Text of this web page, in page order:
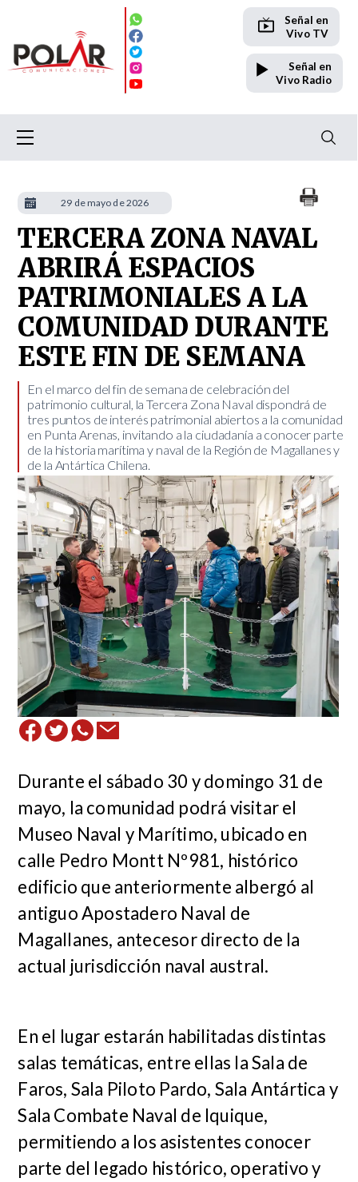
Señal en
Vivo TV
Señal en
Vivo Radio
TERCERA ZONA NAVAL
ABRIRÁ ESPACIOS
PATRIMONIALES A LA
COMUNIDAD DURANTE
ESTE FIN DE SEMANA
En el marco del fin de semana de celebración del
patrimonio cultural, la Tercera Zona Naval dispondrá de
tres puntos de interés patrimonial abiertos a la comunidad
en Punta Arenas, invitando a la ciudadanía a conocer parte
de la historia marítima y naval de la Región de Magallanes y
de la Antártica Chilena.
Durante el sábado 30 ydomingo 31 de
mayo, la comunidad podrá visitar el
Museo Naval y Marítimo, ubicado en
calle Pedro Montt Nº981, histórico
edificio que anteriormente albergó al
antiguo Apostadero Naval de
Magallanes, antecesor directo de la
actual jurisdicción naval austral.
En el lugar estarán habilitadas distintas
salas temáticas, entre ellas la Sala de
Faros, Sala Piloto Pardo, Sala Antártica y
Sala Combate Naval de Iquique,
permitiendo a los asistentes conocer
parte del legado histórico, operativo y
29 de mayo de 2026